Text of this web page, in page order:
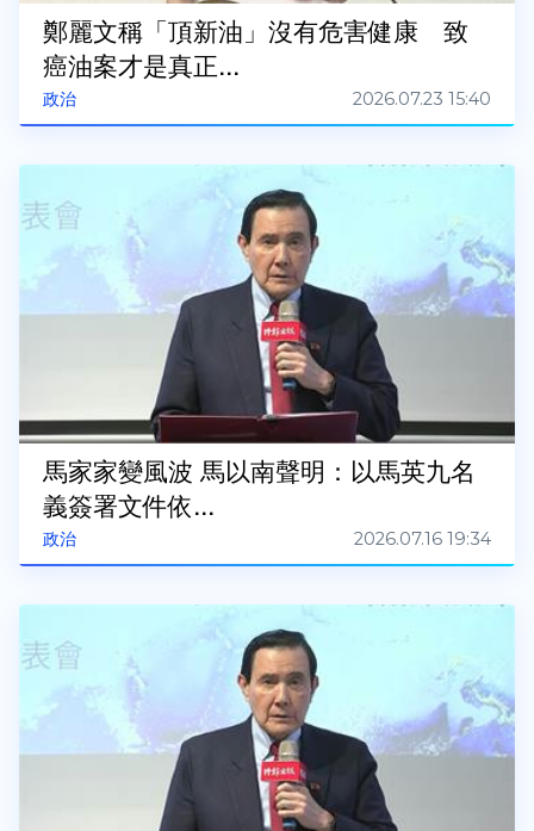
政治
鄭麗文稱「頂新油」沒有危害健康 致
癌油案才是真正...
2026.07.23 15:40
政治
馬家家變風波 馬以南聲明：以馬英九名
義簽署文件依...
2026.07.16 19:34